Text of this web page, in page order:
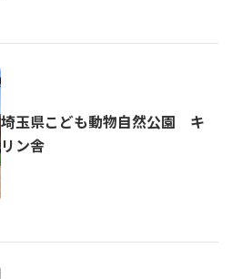
埼玉県こども動物自然公園 キ
リン舎